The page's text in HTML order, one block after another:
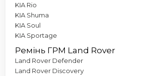
KIA Rio
KIA Shuma
KIA Soul
KIA Sportage
Ремінь ГРМ Land Rover
Land Rover Defender
Land Rover Discovery